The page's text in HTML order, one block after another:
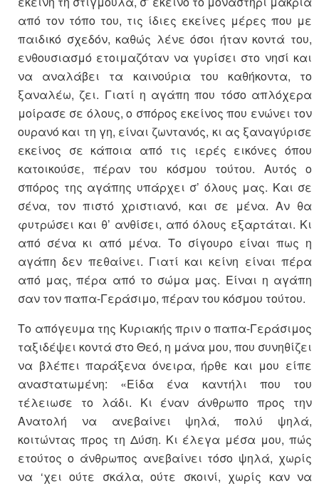
από τον τόπο του, τις ίδιες εκείνες μέρες που με
παιδικό σχεδόν, καθώς λένε όσοι ήταν κοντά του,
ενθουσιασμό ετοιμαζόταν να γυρίσει στο νησί και
να αναλάβει τα καινούρια του καθήκοντα, το
ξαναλέω, ζει. Γιατί η αγάπη που τόσο απλόχερα
μοίρασε σε όλους, ο σπόρος εκείνος που ενώνει τον
ουρανό και τη γη, είναι ζωντανός, κι ας ξαναγύρισε
εκείνος σε κάποια από τις ιερές εικόνες όπου
κατοικούσε, πέραν του κόσμου τούτου. Αυτός ο
σπόρος της αγάπης υπάρχει σ’ όλους μας. Και σε
σένα, τον πιστό χριστιανό, και σε μένα. Αν θα
φυτρώσει και θ’ ανθίσει, από όλους εξαρτάται. Κι
από σένα κι από μένα. Το σίγουρο είναι πως η
αγάπη δεν πεθαίνει. Γιατί και κείνη είναι πέρα
από μας, πέρα από το σώμα μας. Είναι η αγάπη
σαν τον παπα-Γεράσιμο, πέραν του κόσμου τούτου.
Το απόγευμα της Κυριακής πριν ο παπα-Γεράσιμος
ταξιδέψει κοντά στο Θεό, η μάνα μου, που συνηθίζει
να βλέπει παράξενα όνειρα, ήρθε και μου είπε
αναστατωμένη: «Είδα ένα καντήλι που του
τέλειωσε το λάδι. Κι έναν άνθρωπο προς την
Ανατολή να ανεβαίνει ψηλά, πολύ ψηλά,
κοιτώντας προς τη Δύση. Κι έλεγα μέσα μου, πώς
ετούτος ο άνθρωπος ανεβαίνει τόσο ψηλά, χωρίς
να ‘χει ούτε σκάλα, ούτε σκοινί, χωρίς καν να